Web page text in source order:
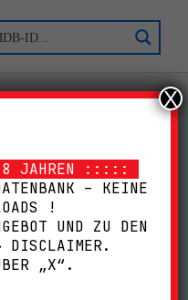
JAHREN :::::
– KEINE
!
UND ZU DEN
„X“.
X